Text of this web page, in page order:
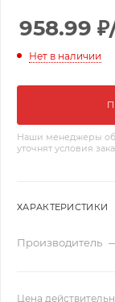
958.99 ₽
Нет в наличии
Наши менеджеры
уточнят условия
ХАРАКТЕРИСТИКИ
Производитель
Цена